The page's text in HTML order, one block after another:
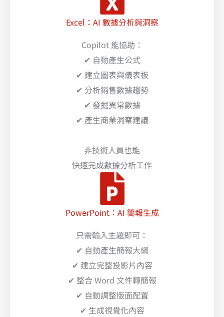
Excel：AI 數據分析與洞察
Copilot 能協助：
✔ 自動產生公式
✔ 建立圖表與儀表板
✔ 分析銷售數據趨勢
✔ 發掘異常數據
✔ 產生商業洞察建議
非技術人員也能
快速完成數據分析工作
PowerPoint：AI 簡報生成
只需輸入主題即可：
✔ 自動產生簡報大綱
✔ 建立完整投影片內容
✔ 整合 Word 文件轉簡報
✔ 自動調整版面配置
✔ 生成視覺化內容